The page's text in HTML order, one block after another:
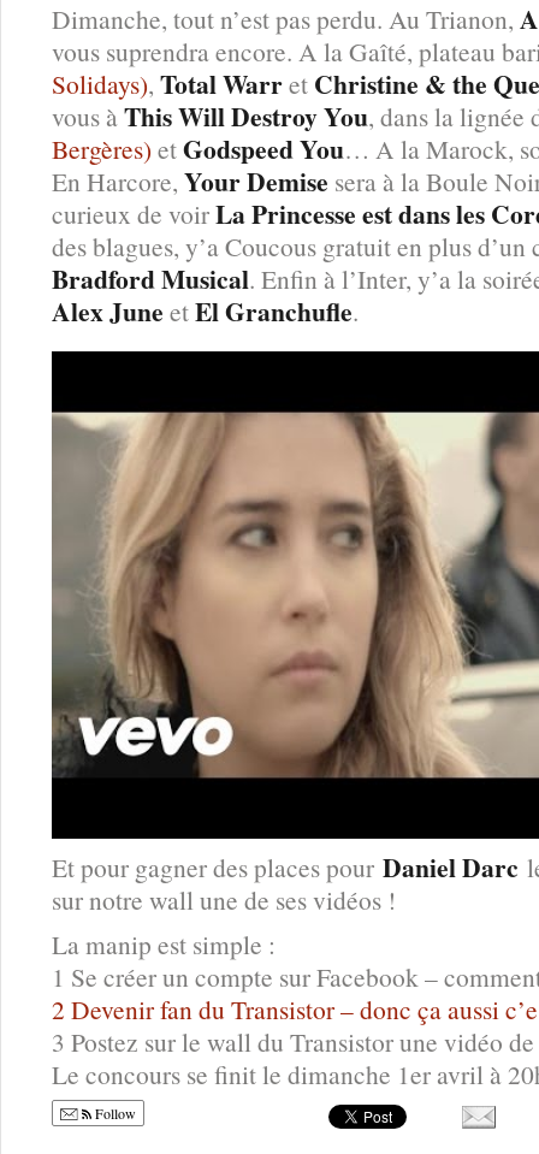
Dimanche, tout n’est pas perdu. Au Trianon,
vous suprendra encore. A la Gaîté, plateau
Solidays), Total Warret Christine & the
vous àThis Will Destroy You, dans la lignée
Bergères) etGodspeed You… A la Marock,
En Harcore, Your Demise sera à la Boule
curieux de voirLa Princesse est dans les
des blagues, y’a Coucous gratuit en plus
Bradford Musical. Enfin à l’Inter, y’a la
Alex June etEl Granchufle.
Et pour gagner des places pour Daniel Darc
sur notre wall une de ses vidéos !
La manip est simple :
1 Se créer un compte sur Facebook –
2 Devenir fan du Transistor – donc ça aussi
3 Postez sur le wall du Transistor une vidéo
Le concours se finit le dimanche 1er avril à
Follow